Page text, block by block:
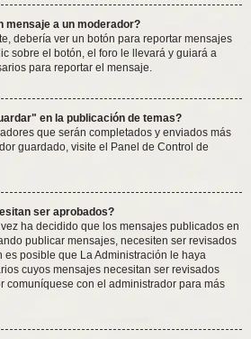
mensaje a un moderador?
debería ver un botón para reportar mensajes
sobre el botón, el foro le llevará y guiará a
para reportar el mensaje.
en la publicación de temas?
que serán completados y enviados más
guardado, visite el Panel de Control de
ser aprobados?
ha decidido que los mensajes publicados en
publicar mensajes, necesiten ser revisados
es posible que La Administración le haya
cuyos mensajes necesitan ser revisados
comuníquese con el administrador para más